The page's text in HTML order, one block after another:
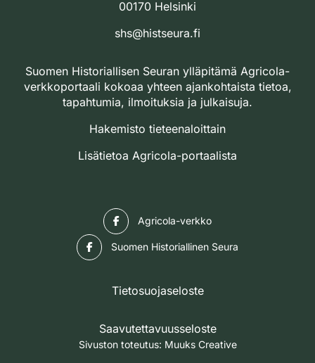
00170 Helsinki
shs@histseura.fi
Suomen Historiallisen Seuran ylläpitämä Agricola-
verkkoportaali kokoaa yhteen ajankohtaista tietoa,
tapahtumia, ilmoituksia ja julkaisuja.
Hakemisto tieteenaloittain
Lisätietoa Agricola-portaalista
Agricola-verkko
Suomen Historiallinen Seura
Tietosuojaseloste
Saavutettavuusseloste
Sivuston toteutus: Muuks Creative